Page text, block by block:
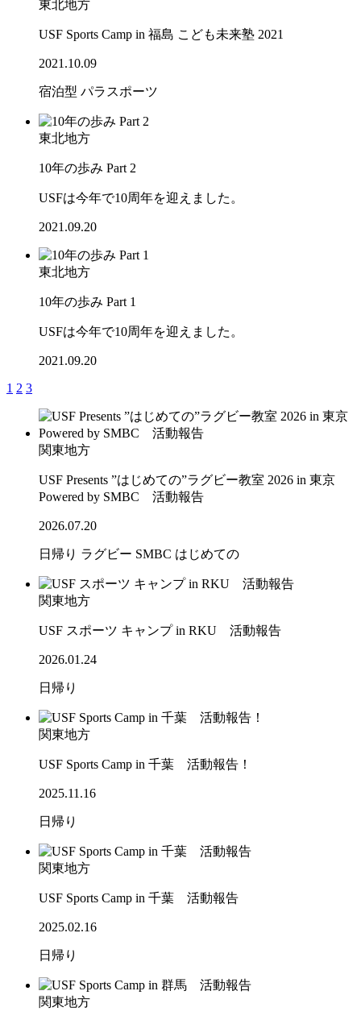
東北地方
USF Sports Camp in 福島 こども未来塾 2021
2021.10.09
宿泊型 パラスポーツ
東北地方
10年の歩み Part 2
USFは今年で10周年を迎えました。
2021.09.20
東北地方
10年の歩み Part 1
USFは今年で10周年を迎えました。
2021.09.20
1 2 3
関東地方
USF Presents ”はじめての”ラグビー教室 2026 in 東京
Powered by SMBC 活動報告
2026.07.20
日帰り ラグビー SMBC はじめての
関東地方
USF スポーツ キャンプ in RKU 活動報告
2026.01.24
日帰り
関東地方
USF Sports Camp in 千葉 活動報告！
2025.11.16
日帰り
関東地方
USF Sports Camp in 千葉 活動報告
2025.02.16
日帰り
関東地方